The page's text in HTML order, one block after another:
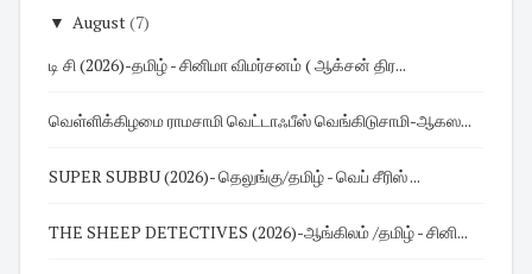
▼ August(7)
டி சி (2026)-தமிழ் - சினிமா விமர்சனம் ( ஆக்சன் திர...
வெள்ளிக்கிழமை ராமசாமி வெட்டாஃபீஸ் வெங்கிடுசாமி-ஆகஸ...
SUPER SUBBU (2026)- தெலுங்கு/தமிழ் - வெப் சீரிஸ் ...
THE SHEEP DETECTIVES (2026)-ஆங்கிலம் /தமிழ் - சினி...